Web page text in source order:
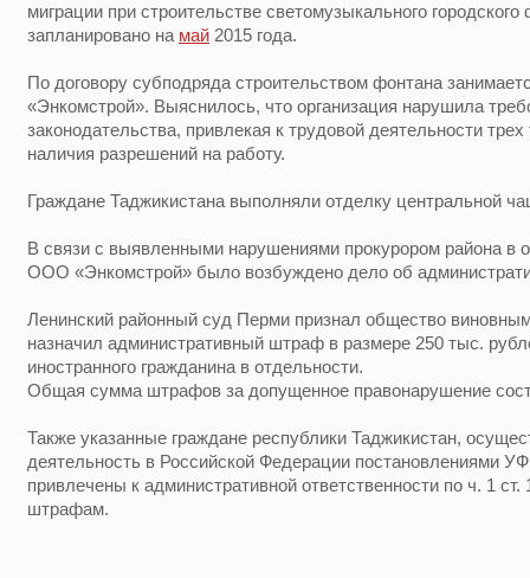
миграции при строительстве светомузыкального городского
запланировано на май 2015 года.
По договору субподряда строительством фонтана
«Энкомстрой». Выяснилось, что организация нарушила
законодательства, привлекая к трудовой деятельности
наличия разрешений на работу.
Граждане Таджикистана выполняли отделку центральной
В связи с выявленными нарушениями прокурором района в
ООО «Энкомстрой» было возбуждено дело об
Ленинский районный суд Перми признал общество
назначил административный штраф в размере 250 тыс.
иностранного гражданина в отдельности.
Общая сумма штрафов за допущенное правонарушение
Также указанные граждане республики Таджикистан,
деятельность в Российской Федерации постановлениями
привлечены к административной ответственности по ч. 1
штрафам.